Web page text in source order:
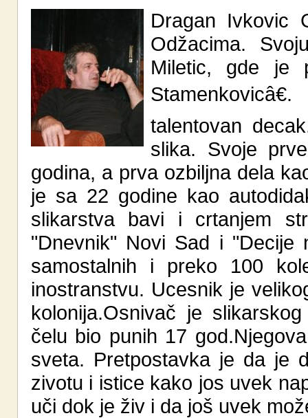
Dragan Ivkovic
Odžacima.
Miletic, gde je
talentovan
slika. Svoje
godina, a prva ozbiljna dela
je sa 22 godine kao
slikarstva bavi i crtanjem
"Dnevnik" Novi Sad i "Decije
samostalnih i preko 100
inostranstvu. Ucesnik je
kolonija.Osnivač je
čelu bio punih 17
sveta. Pretpostavka je da je
zivotu i istice kako jos uvek
uči dok je živ i da još uvek